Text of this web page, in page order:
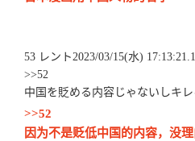
53 レント2023/03/15(水)
>>52
中国を貶める内容じゃないしキ
>>52
因为不是贬低中国的内容，没